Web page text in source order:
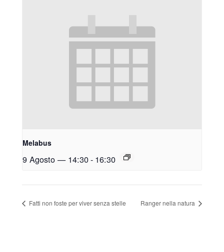
Melabus
9 Agosto — 14:30- 16:30
Fatti non foste per viver senza stelle Ranger nella natura